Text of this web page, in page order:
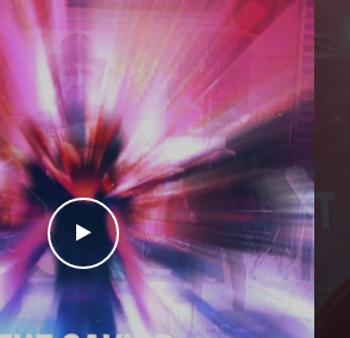
Play